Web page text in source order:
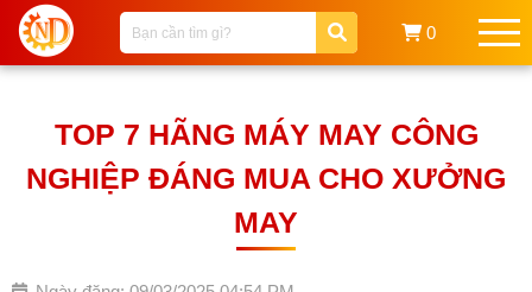
0
TOP 7 HÃNG MÁY MAY CÔNG
NGHIỆP ĐÁNG MUA CHO XƯỞNG
MAY